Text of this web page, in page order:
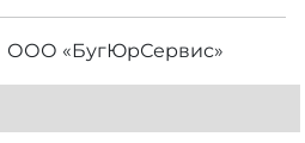
ООО «БугЮрСервис»